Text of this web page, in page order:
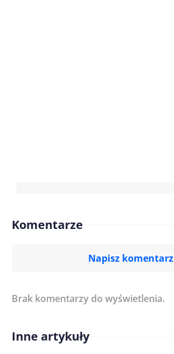
Komentarze
Napisz komentarz
Treść komentarza*
Imię/ Nick*
Brak komentarzy do wyświetlenia.
Inne artykuły